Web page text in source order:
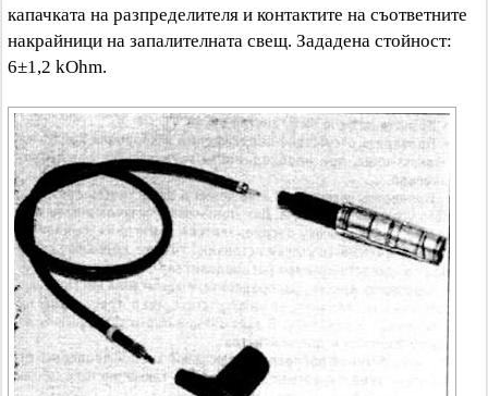
капачката на разпределителя и контактите на съответните
накрайници на запалителната свещ. Зададена стойност:
6±1,2 kOhm.